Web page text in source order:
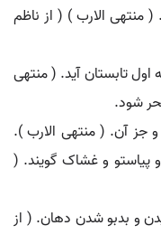
الارب ) ( از ناظم
اول تابستان آید. ( منتهی
شود.
آن. ( منتهی الارب ).
پیاستو و غشاک گویند. (
و بدبو شدن دهان. ( از